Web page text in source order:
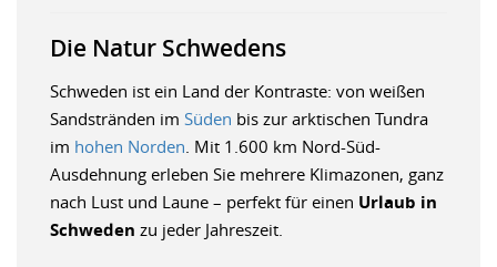
Die Natur Schwedens
Schweden ist ein Land der Kontraste: von weißen
Sandstränden im Süden bis zur arktischen Tundra
im hohen Norden. Mit 1.600 km Nord-Süd-
Ausdehnung erleben Sie mehrere Klimazonen, ganz
nach Lust und Laune – perfekt für einen Urlaub in
Schweden zu jeder Jahreszeit.